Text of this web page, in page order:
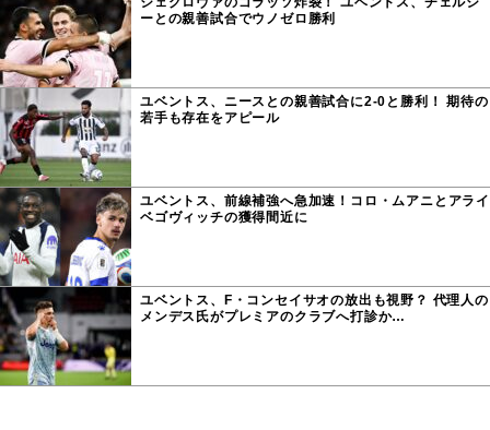
ーとの親善試合でウノゼロ勝利
ユベントス、ニースとの親善試合に2-0と勝利！ 期待の
若手も存在をアピール
ユベントス、前線補強へ急加速！コロ・ムアニとアライ
ベゴヴィッチの獲得間近に
ユベントス、F・コンセイサオの放出も視野？ 代理人の
メンデス氏がプレミアのクラブへ打診か…